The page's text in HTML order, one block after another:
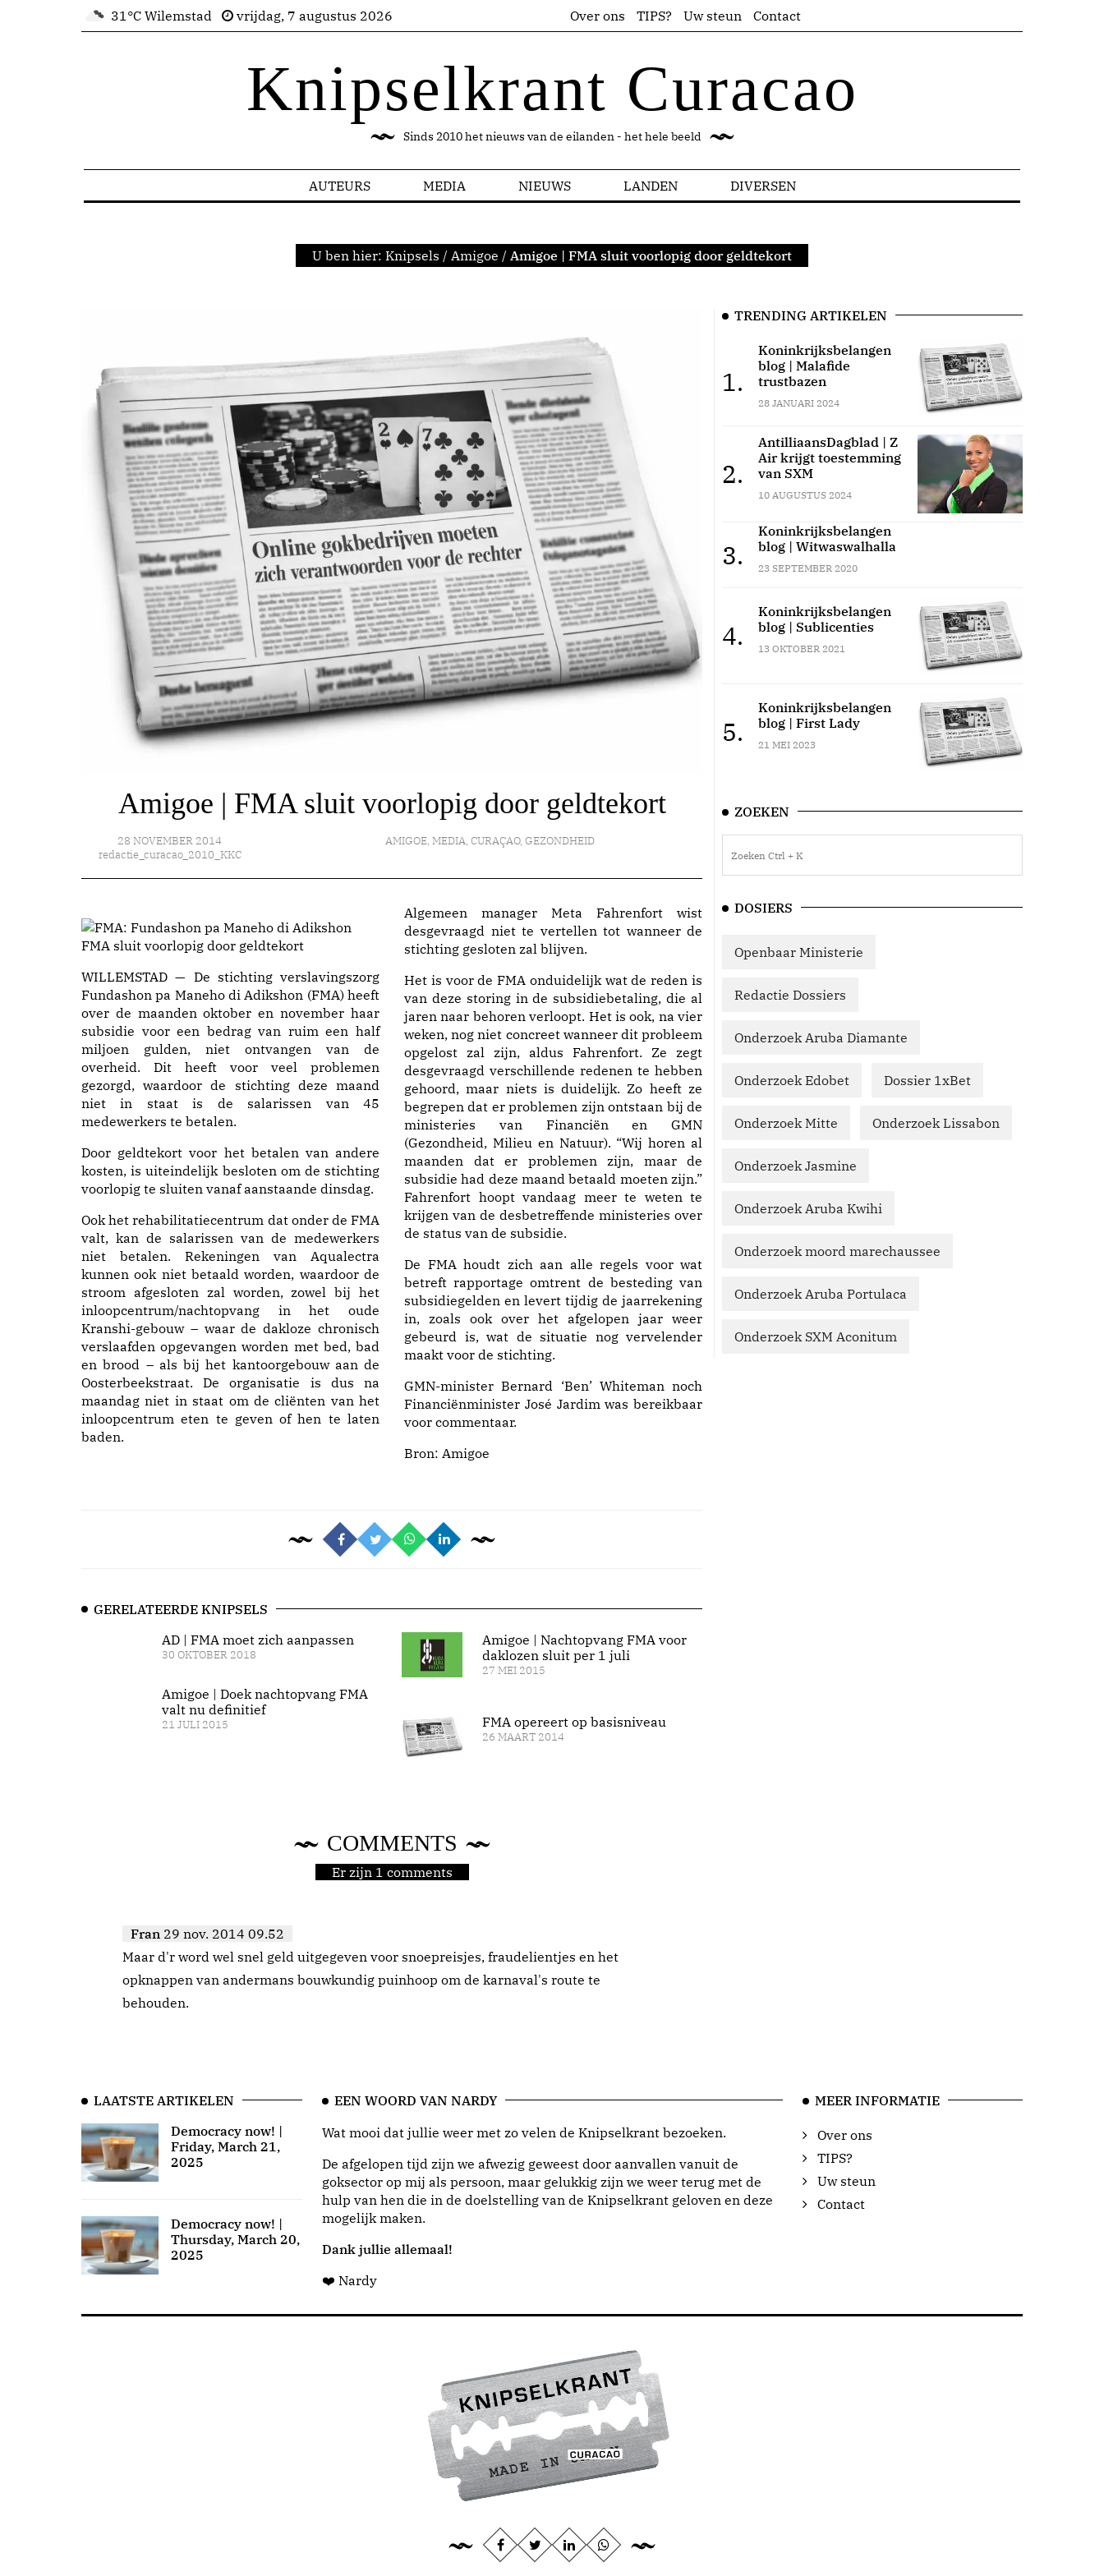
31°C Wilemstad vrijdag, 7 augustus 2026 Over ons TIPS? Uw steun Contact
Knipselkrant Curacao
Sinds 2010 het nieuws van de eilanden - het hele beeld
AUTEURS MEDIA NIEUWS LANDEN DIVERSEN
U ben hier: Knipsels / Amigoe / Amigoe | FMA sluit voorlopig door geldtekort
Amigoe | FMA sluit voorlopig door geldtekort
28 NOVEMBER 2014
redactie_curacao_2010_KKC
AMIGOE,MEDIA,CURAÇAO,GEZONDHEID
FMA sluit voorlopig door geldtekort
WILLEMSTAD — De stichting verslavingszorg
Fundashon pa Maneho di Adikshon (FMA) heeft
over de maanden oktober en november haar
subsidie voor een bedrag van ruim een half
miljoen gulden, niet ontvangen van de
overheid. Dit heeft voor veel problemen
gezorgd, waardoor de stichting deze maand
niet in staat is de salarissen van 45
medewerkers te betalen.
Door geldtekort voor het betalen van andere
kosten, is uiteindelijk besloten om de stichting
voorlopig te sluiten vanaf aanstaande dinsdag.
Ook het rehabilitatiecentrum dat onder de FMA
valt, kan de salarissen van de medewerkers
niet betalen. Rekeningen van Aqualectra
kunnen ook niet betaald worden, waardoor de
stroom afgesloten zal worden, zowel bij het
inloopcentrum/nachtopvang in het oude
Kranshi-gebouw – waar de dakloze chronisch
verslaafden opgevangen worden met bed, bad
en brood – als bij het kantoorgebouw aan de
Oosterbeekstraat. De organisatie is dus na
maandag niet in staat om de cliënten van het
inloopcentrum eten te geven of hen te laten
baden.
Algemeen manager Meta Fahrenfort wist
desgevraagd niet te vertellen tot wanneer de
stichting gesloten zal blijven.
Het is voor de FMA onduidelijk wat de reden is
van deze storing in de subsidiebetaling, die al
jaren naar behoren verloopt. Het is ook, na vier
weken, nog niet concreet wanneer dit probleem
opgelost zal zijn, aldus Fahrenfort. Ze zegt
desgevraagd verschillende redenen te hebben
gehoord, maar niets is duidelijk. Zo heeft ze
begrepen dat er problemen zijn ontstaan bij de
ministeries van Financiën en GMN
(Gezondheid, Milieu en Natuur). “Wij horen al
maanden dat er problemen zijn, maar de
subsidie had deze maand betaald moeten zijn.”
Fahrenfort hoopt vandaag meer te weten te
krijgen van de desbetreffende ministeries over
de status van de subsidie.
De FMA houdt zich aan alle regels voor wat
betreft rapportage omtrent de besteding van
subsidiegelden en levert tijdig de jaarrekening
in, zoals ook over het afgelopen jaar weer
gebeurd is, wat de situatie nog vervelender
maakt voor de stichting.
GMN-minister Bernard ‘Ben’ Whiteman noch
Financiënminister José Jardim was bereikbaar
voor commentaar.
Bron: Amigoe
GERELATEERDE KNIPSELS
AD | FMA moet zich aanpassen
30 OKTOBER 2018
Amigoe | Doek nachtopvang FMA
valt nu definitief
21 JULI 2015
Amigoe | Nachtopvang FMA voor
daklozen sluit per 1 juli
27 MEI 2015
FMA opereert op basisniveau
26 MAART 2014
COMMENTS
Er zijn 1 comments
Fran 29 nov. 2014 09.52
Maar d'r word wel snel geld uitgegeven voor snoepreisjes, fraudelientjes en het
opknappen van andermans bouwkundig puinhoop om de karnaval's route te
behouden.
TRENDING ARTIKELEN
1.
Koninkrijksbelangen
blog | Malafide
trustbazen
28 JANUARI 2024
2.
AntilliaansDagblad | Z
Air krijgt toestemming
van SXM
10 AUGUSTUS 2024
3.
Koninkrijksbelangen
blog | Witwaswalhalla
23 SEPTEMBER 2020
4.
Koninkrijksbelangen
blog | Sublicenties
13 OKTOBER 2021
5.
Koninkrijksbelangen
blog | First Lady
21 MEI 2023
ZOEKEN
DOSIERS
Openbaar Ministerie
Redactie Dossiers
Onderzoek Aruba Diamante
Onderzoek Edobet Dossier 1xBet
Onderzoek Mitte Onderzoek Lissabon
Onderzoek Jasmine
Onderzoek Aruba Kwihi
Onderzoek moord marechaussee
Onderzoek Aruba Portulaca
Onderzoek SXM Aconitum
LAATSTE ARTIKELEN
Democracy now! |
Friday, March 21,
2025
Democracy now! |
Thursday, March 20,
2025
EEN WOORD VAN NARDY
Wat mooi dat jullie weer met zo velen de Knipselkrant bezoeken.
De afgelopen tijd zijn we afwezig geweest door aanvallen vanuit de
goksector op mij als persoon, maar gelukkig zijn we weer terug met de
hulp van hen die in de doelstelling van de Knipselkrant geloven en deze
mogelijk maken.
Dank jullie allemaal!
❤️ Nardy
MEER INFORMATIE
Over ons
TIPS?
Uw steun
Contact